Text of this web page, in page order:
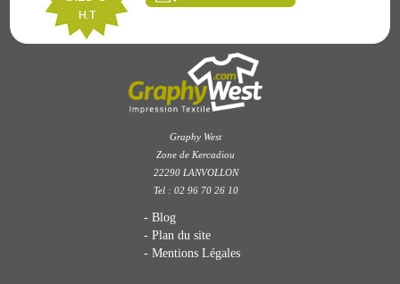
Graphy West
Zone de Kercadiou
22290 LANVOLLON
Tel : 02 96 70 26 10
Blog
Plan du site
Mentions Légales